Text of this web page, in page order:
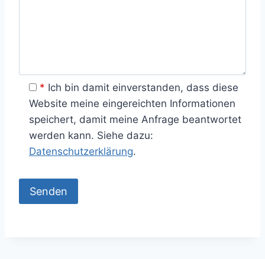
* Ich bin damit einverstanden, dass diese
Website meine eingereichten Informationen
speichert, damit meine Anfrage beantwortet
werden kann. Siehe dazu:
Datenschutzerklärung.